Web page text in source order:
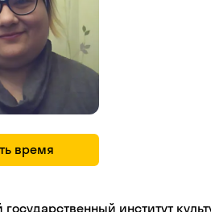
время
институт